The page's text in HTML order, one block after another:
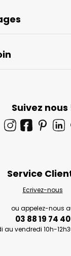
Suivez nous
Service
Ecrivez-nous
ou appelez-nous
03 88 19 74 40
au vendredi 10h-